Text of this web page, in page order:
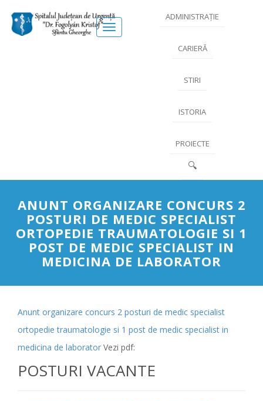
Meniu
ADMINISTRAȚIE
CARIERĂ
STIRI
ISTORIA
PROIECTE
🔍
ANUNT ORGANIZARE CONCURS 2
POSTURI DE MEDIC SPECIALIST
ORTOPEDIE TRAUMATOLOGIE SI 1
POST DE MEDIC SPECIALIST IN
MEDICINA DE LABORATOR
Anunt organizare concurs 2 posturi de medic specialist
ortopedie traumatologie si 1 post de medic specialist in
medicina de laborator Vezi pdf:
POSTURI VACANTE